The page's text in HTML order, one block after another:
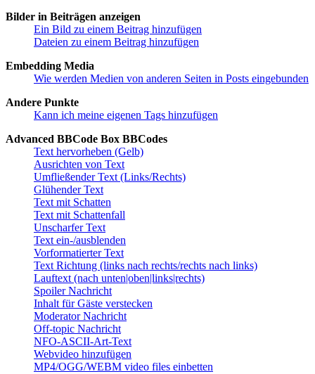
Bilder in Beiträgen anzeigen
Ein Bild zu einem Beitrag hinzufügen
Dateien zu einem Beitrag hinzufügen
Embedding Media
Wie werden Medien von anderen Seiten in Posts eingebunden
Andere Punkte
Kann ich meine eigenen Tags hinzufügen
Advanced BBCode Box BBCodes
Text hervorheben (Gelb)
Ausrichten von Text
Umfließender Text (Links/Rechts)
Glühender Text
Text mit Schatten
Text mit Schattenfall
Unscharfer Text
Text ein-/ausblenden
Vorformatierter Text
Text Richtung (links nach rechts/rechts nach links)
Lauftext (nach unten|oben|links|rechts)
Spoiler Nachricht
Inhalt für Gäste verstecken
Moderator Nachricht
Off-topic Nachricht
NFO-ASCII-Art-Text
Webvideo hinzufügen
MP4/OGG/WEBM video files einbetten